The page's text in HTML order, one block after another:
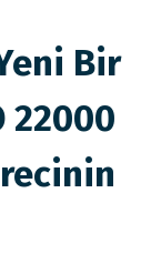
Bir
22000